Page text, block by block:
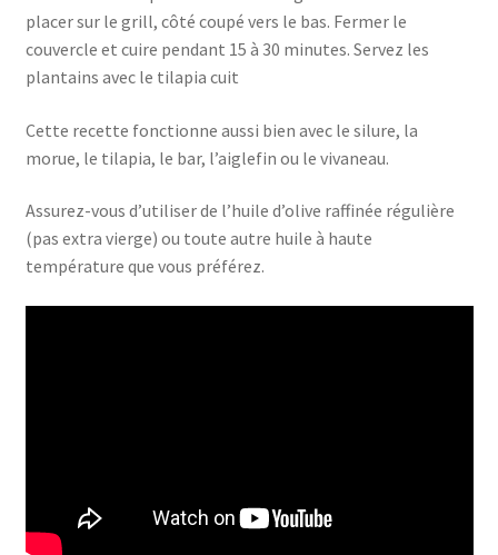
placer sur le grill, côté coupé vers le bas. Fermer le
couvercle et cuire pendant 15 à 30 minutes. Servez les
plantains avec le tilapia cuit
Cette recette fonctionne aussi bien avec le silure, la
morue, le tilapia, le bar, l’aiglefin ou le vivaneau.
Assurez-vous d’utiliser de l’huile d’olive raffinée régulière
(pas extra vierge) ou toute autre huile à haute
température que vous préférez.